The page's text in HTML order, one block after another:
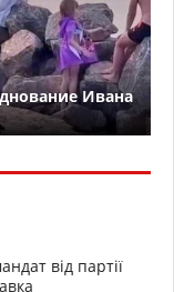
Ивана
від партії